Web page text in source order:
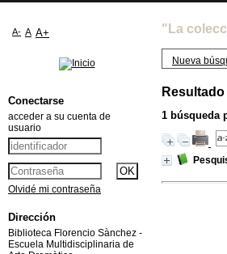
"La
Nueva
1 búsqueda
A- A A+
Conectarse
acceder a su cuenta de
usuario
Olvidé mi contraseña
Dirección
Biblioteca Florencio Sànchez -
Escuela Multidisciplinaria de